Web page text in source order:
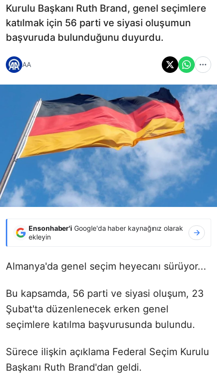
Kurulu Başkanı Ruth Brand, genel seçimlere
katılmak için 56 parti ve siyasi oluşumun
başvuruda bulunduğunu duyurdu.
AA
Ensonhaber'i Google'da haber kaynağınız olarak
ekleyin
Almanya'da genel seçim heyecanı sürüyor...
Bu kapsamda, 56 parti ve siyasi oluşum, 23
Şubat'ta düzenlenecek erken genel
seçimlere katılma başvurusunda bulundu.
Sürece ilişkin açıklama Federal Seçim Kurulu
Başkanı Ruth Brand'dan geldi.